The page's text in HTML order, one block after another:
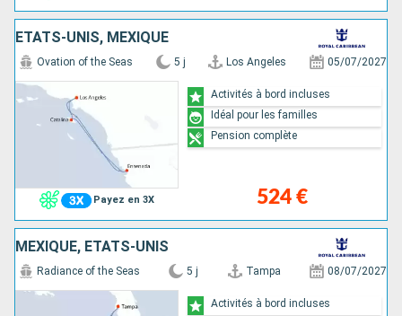
ÉTATS-UNIS, MEXIQUE
Payez en 3X
Ovation of the Seas 5 j Los Angeles 05/07/2027
524 €
Activités à bord incluses
Idéal pour les familles
Pension complète
MEXIQUE, ÉTATS-UNIS
Radiance of the Seas 5 j Tampa 08/07/2027
Activités à bord incluses